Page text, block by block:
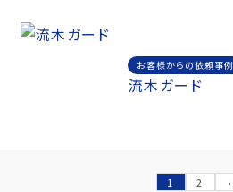
お客様からの依頼事例
流木ガード
1 2
›